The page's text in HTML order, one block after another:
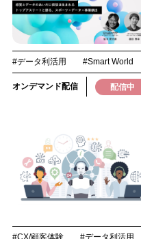
#データ利活用 #Smart World
オンデマンド配信 配信中
#CX/顧客体験 #データ利活用